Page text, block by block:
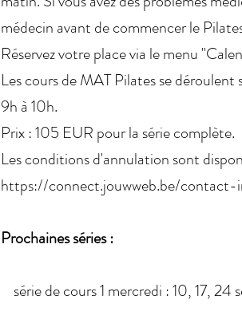
médecin avant de commencer le
Réservez votre place via le menu
Les cours de MAT Pilates se
9h à 10h.
Prix : 105 EUR pour la série complète.
Les conditions d'annulation sont
https://connect.jouwweb.be/contact-
Prochaines séries :
série de cours 1 mercredi : 10, 17,